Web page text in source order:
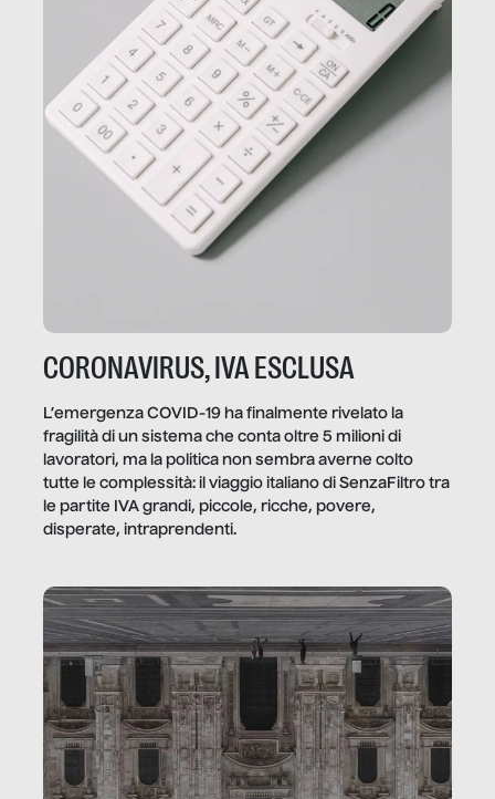
CORONAVIRUS, IVA ESCLUSA
L’emergenza COVID-19 ha finalmente rivelato la
fragilità di un sistema che conta oltre 5 milioni di
lavoratori, ma la politica non sembra averne colto
tutte le complessità: il viaggio italiano di SenzaFiltro tra
le partite IVA grandi, piccole, ricche, povere,
disperate, intraprendenti.